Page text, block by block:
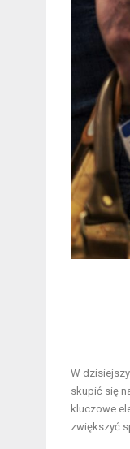
W
skupić się
kluczowe
zwiększyć